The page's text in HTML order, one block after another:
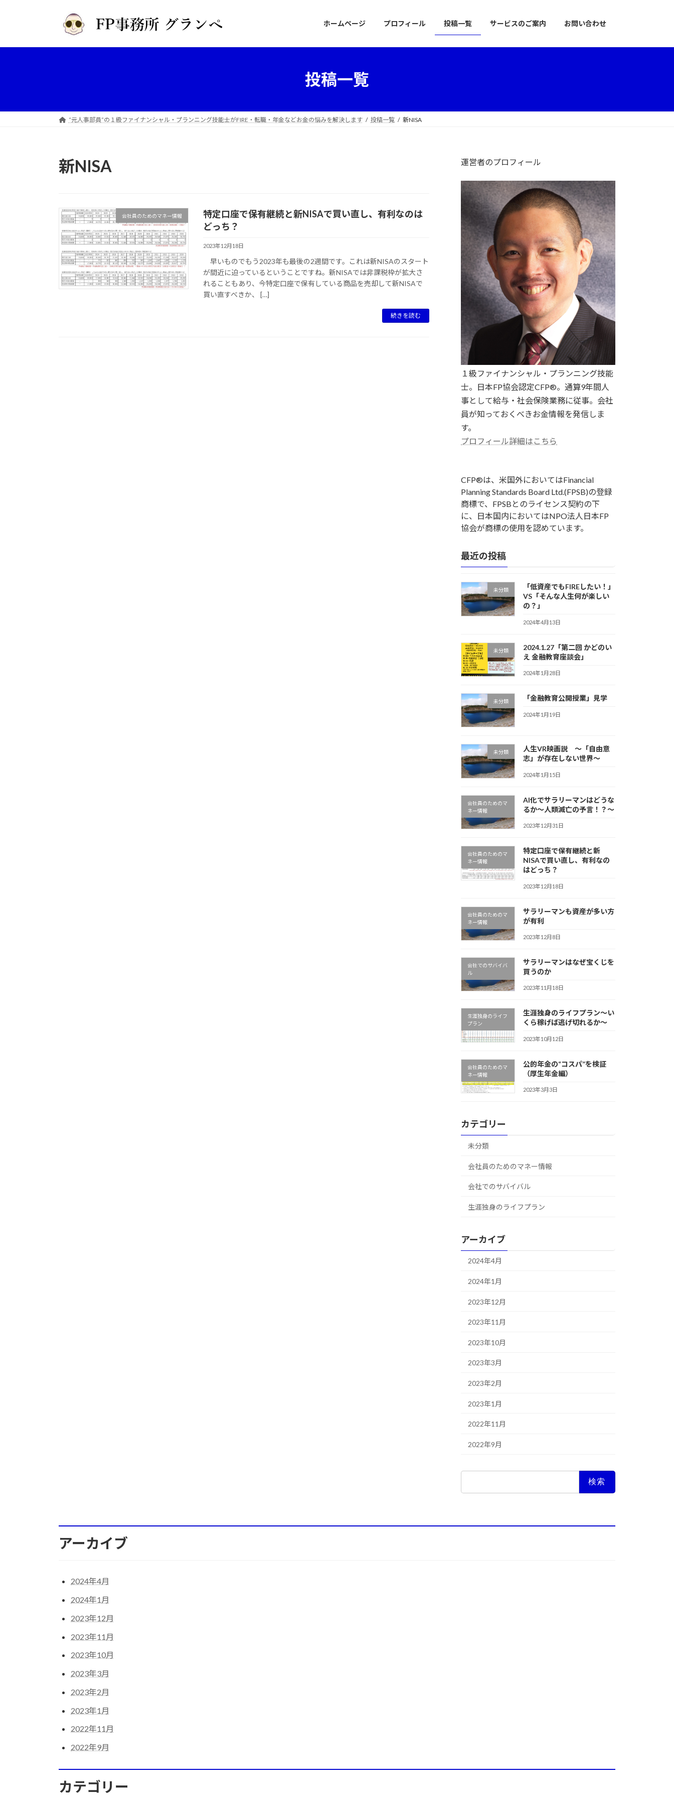
プ
動
ホームページ プロフィール 投稿一覧 サービスのご案内 お問い合わせ
投稿一覧
“元人事部員”の１級ファイナンシャル・プランニング技能士がFIRE・転職・年金などお金の悩みを解決します 投稿一覧 新NISA
新NISA
会社員のためのマネー情報
特定口座で保有継続と新NISAで買い直し、有利なのは
どっち？
2023年12月18日
早いものでもう2023年も最後の2週間です。これは新NISAのスタート
が間近に迫っているということですね。新NISAでは非課税枠が拡大さ
れることもあり、今特定口座で保有している商品を売却して新NISAで
買い直すべきか、 […]
続きを読む
運営者のプロフィール
１級ファイナンシャル・プランニング技能
士。日本FP協会認定CFP®。通算9年間人
事として給与・社会保険業務に従事。会社
員が知っておくべきお金情報を発信しま
す。
プロフィール詳細はこちら
CFP®は、米国外においてはFinancial
Planning Standards Board Ltd.(FPSB)の登録
商標で、FPSBとのライセンス契約の下
に、日本国内においてはNPO法人日本FP
協会が商標の使用を認めています。
最近の投稿
未分類
「低資産でもFIREしたい！」
VS「そんな人生何が楽しい
の？」
2024年4月13日
未分類
2024.1.27「第二回 かどのい
え 金融教育座談会」
2024年1月28日
未分類 「金融教育公開授業」見学
2024年1月19日
未分類
人生VR映画説 ～「自由意
志」が存在しない世界～
2024年1月15日
会社員のためのマ
ネー情報
AI化でサラリーマンはどうな
るか～人類滅亡の予言！？～
2023年12月31日
会社員のためのマ
ネー情報
特定口座で保有継続と新
NISAで買い直し、有利なの
はどっち？
2023年12月18日
会社員のためのマ
ネー情報
サラリーマンも資産が多い方
が有利
2023年12月8日
会社でのサバイバ
ル
サラリーマンはなぜ宝くじを
買うのか
2023年11月18日
生涯独身のライフ
プラン
生涯独身のライフプラン～い
くら稼げば逃げ切れるか～
2023年10月12日
会社員のためのマ
ネー情報
公的年金の“コスパ”を検証
（厚生年金編）
2023年3月3日
カテゴリー
未分類
会社員のためのマネー情報
会社でのサバイバル
生涯独身のライフプラン
アーカイブ
2024年4月
2024年1月
2023年12月
2023年11月
2023年10月
2023年3月
2023年2月
2023年1月
2022年11月
2022年9月
アーカイブ
2024年4月
2024年1月
2023年12月
2023年11月
2023年10月
2023年3月
2023年2月
2023年1月
2022年11月
2022年9月
カテゴリー